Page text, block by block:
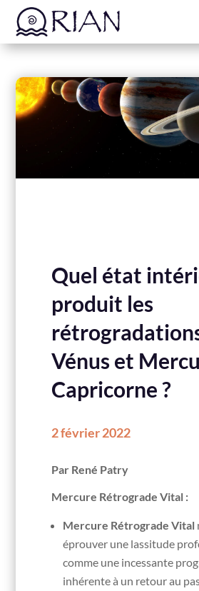
Quel état
produit les
Vénus et
Capricorne ?
2 février 2022
Par René Patry
Mercure Rétrograde Vital :
Mercure Rétrograde Vital
éprouver une lassitude
comme une incessante
inhérente à un retour au